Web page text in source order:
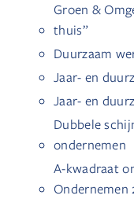
Groen &
thuis”
Duurzaam
Jaar- en
Jaar- en
Dubbele
ondernemen
A-kwadraat
Ondernemen